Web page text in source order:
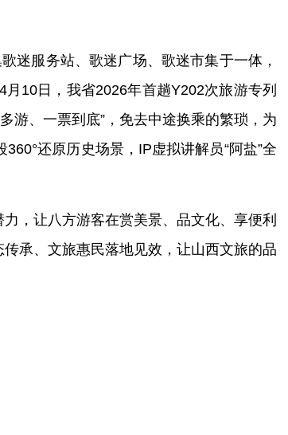
迷服务站、歌迷广场、歌迷市集于一体，
10日，我省2026年首趟Y202次旅游专列
游、一票到底”，免去中途换乘的繁琐，为
还原历史场景，IP虚拟讲解员“阿盐”全
，让八方游客在赏美景、品文化、享便利
承、文旅惠民落地见效，让山西文旅的品